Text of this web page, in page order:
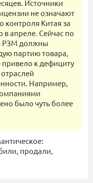
Источники
не означают
контроля Китая за
апреле. Сейчас по
РЗМ должны
партию товара,
привело к дефициту
Например,
было чуть более
продали,